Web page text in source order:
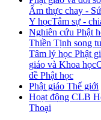
Ẩm thực chay -
Y họcTâm sự -
Nghiên cứu Phật
Thiền Tịnh song tu
Tâm lý học Phật
giáo và Khoa học
đề Phật học
Phật giáo Thế giới
Hoạt động CLB
Thoại